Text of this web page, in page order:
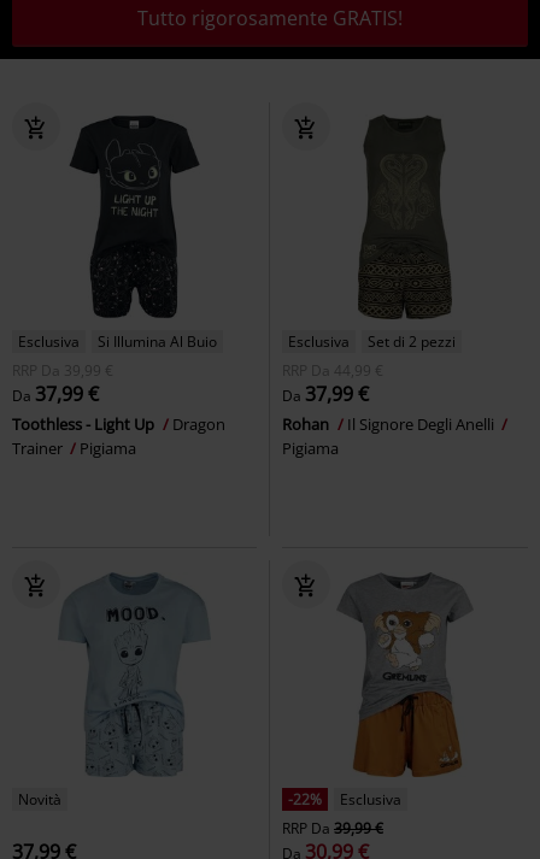
Tutto rigorosamente GRATIS!
Esclusiva
Si Illumina Al Buio
RRP
Da
39,99 €
Da 37,99 €
Toothless - Light Up
Dragon
Trainer
Pigiama
Esclusiva
Set di 2 pezzi
RRP
Da
44,99 €
Da 37,99 €
Rohan
Il Signore Degli Anelli
Pigiama
Novità
37,99 €
-22%
Esclusiva
RRP Da 39,99 €
Da 30,99 €